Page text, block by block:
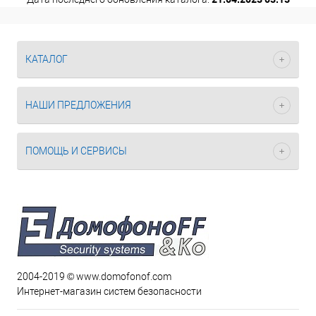
КАТАЛОГ
НАШИ ПРЕДЛОЖЕНИЯ
ПОМОЩЬ И СЕРВИСЫ
2004-2019 © www.domofonof.com
Интернет-магазин систем безопасности